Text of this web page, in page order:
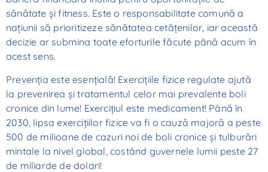
sănătate şi fitness. Este o responsabilitate comună a
naţiunii să prioritizeze sănătatea cetăţenilor, iar această
decizie ar submina toate eforturile făcute până acum în
acest sens.
Prevenţia este esenţială! Exerciţiile fizice regulate ajută
la prevenirea şi tratamentul celor mai prevalente boli
cronice din lume! Exerciţiul este medicament! Până în
2030, lipsa exerciţiilor fizice va fi o cauză majoră a peste
500 de milioane de cazuri noi de boli cronice şi tulburări
mintale la nivel global, costând guvernele lumii peste 27
de miliarde de dolari!